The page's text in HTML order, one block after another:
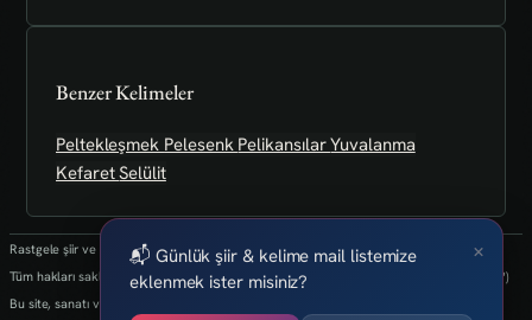
Benzer Kelimeler
Peltekleşmek Pelesenk PelikansılarYuvalanma
KefaretSelülit
Rastgele şiir ve kelimeler her 24 saatte bir yenilenmektedir.
Tüm hakları saklıdır.(biz kaybettik bulan varsa info@art-isanat.com.tr'ye mail atabilir mi?)
Bu site, sanatı ve yaratıcılığı dijital dünyaya taşıma arzusu ile kurulmuştur.
×
📬 Günlük şiir & kelime mail listemize
eklenmek ister misiniz?